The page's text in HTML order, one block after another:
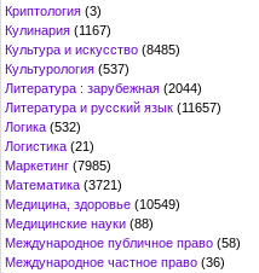
Криптология (3)
Кулинария (1167)
Культура и искусство (8485)
Культурология (537)
Литература : зарубежная (2044)
Литература и русский язык (11657)
Логика (532)
Логистика (21)
Маркетинг (7985)
Математика (3721)
Медицина, здоровье (10549)
Медицинские науки (88)
Международное публичное право (58)
Международное частное право (36)